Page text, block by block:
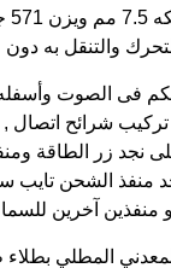
والتنقل به دون
فى الصوت
شرائح اتصال ,
نجد زر الطاقة
منفذين آخرين
المطلي